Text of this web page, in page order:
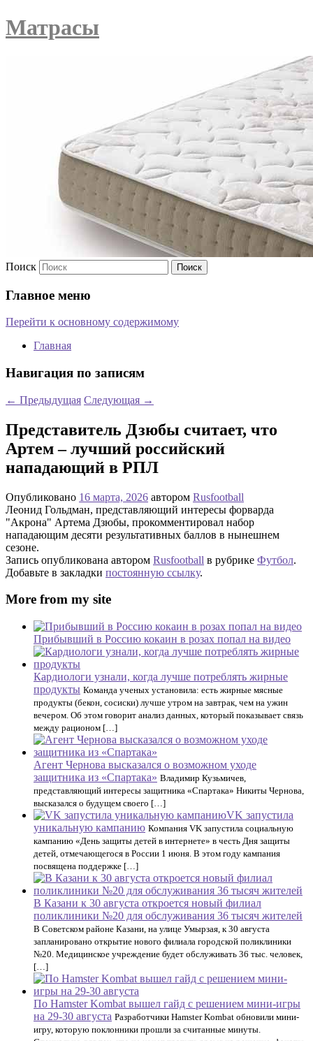
Матрасы
Поиск
Главное меню
Перейти к основному содержимому
Главная
Навигация по записям
← Предыдущая Следующая →
Представитель Дзюбы считает, что
Артем – лучший российский
нападающий в РПЛ
Опубликовано 16 марта, 2026 автором Rusfootball
Леонид Гольдман, представляющий интересы форварда
"Акрона" Артема Дзюбы, прокомментировал набор
нападающим десяти результативных баллов в нынешнем
сезоне.
Запись опубликована автором Rusfootball в рубрике Футбол.
Добавьте в закладки постоянную ссылку.
More from my site
Прибывший в Россию кокаин в розах попал на видео
Кардиологи узнали, когда лучше потреблять жирные
продукты Команда ученых установила: есть жирные мясные
продукты (бекон, сосиски) лучше утром на завтрак, чем на ужин
вечером. Об этом говорит анализ данных, который показывает связь
между рационом […]
Агент Чернова высказался о возможном уходе
защитника из «Спартака» Владимир Кузьмичев,
представляющий интересы защитника «Спартака» Никиты Чернова,
высказался о будущем своего […]
VK запустила
уникальную кампанию Компания VK запустила социальную
кампанию «День защиты детей в интернете» в честь Дня защиты
детей, отмечающегося в России 1 июня. В этом году кампания
посвящена поддержке […]
В Казани к 30 августа откроется новый филиал
поликлиники №20 для обслуживания 36 тысяч жителей
В Советском районе Казани, на улице Умырзая, к 30 августа
запланировано открытие нового филиала городской поликлиники
№20. Медицинское учреждение будет обслуживать 36 тыс. человек,
[…]
По Hamster Kombat вышел гайд с решением мини-игры
на 29-30 августа Разработчики Hamster Kombat обновили мини-
игру, которую поклонники прошли за считанные минуты.